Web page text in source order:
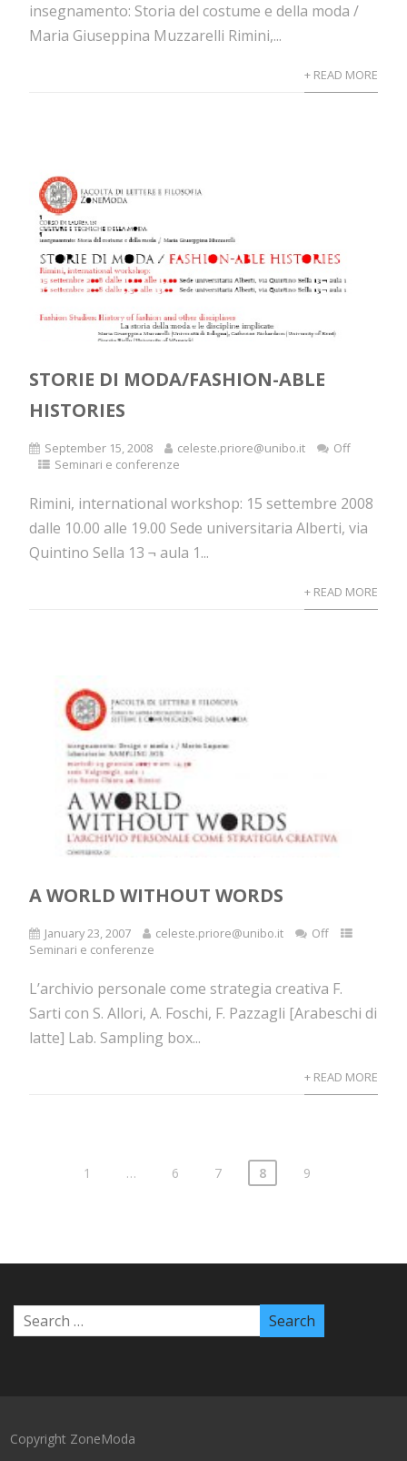
insegnamento: Storia del costume e della moda /
Maria Giuseppina Muzzarelli Rimini,...
+ READ MORE
STORIE DI MODA/FASHION-ABLE
HISTORIES
September 15, 2008 celeste.priore@unibo.it
Off
Seminari e conferenze
Rimini, international workshop: 15 settembre 2008
dalle 10.00 alle 19.00 Sede universitaria Alberti, via
Quintino Sella 13 ¬ aula 1...
+ READ MORE
A WORLD WITHOUT WORDS
January 23, 2007 celeste.priore@unibo.it
Off
Seminari e conferenze
L’archivio personale come strategia creativa F.
Sarti con S. Allori, A. Foschi, F. Pazzagli [Arabeschi di
latte] Lab. Sampling box...
+ READ MORE
1 … 6 7 8 9
Copyright ZoneModa